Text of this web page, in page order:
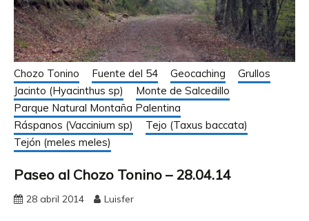
Chozo Tonino Fuente del 54 Geocaching
Grullos
Jacinto (Hyacinthus sp)
Monte de Salcedillo
Parque Natural Montaña Palentina
Ráspanos (Vaccinium sp)
Tejo (Taxus baccata)
Tejón (meles meles)
Paseo al Chozo Tonino – 28.04.14
28 abril 2014 Luisfer